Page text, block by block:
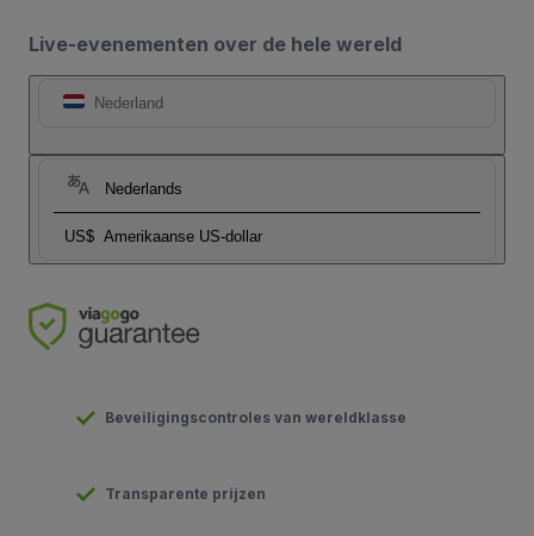
Live-evenementen over de hele wereld
Nederland
Nederlands
US$ Amerikaanse US-dollar
Beveiligingscontroles van wereldklasse
Transparente prijzen